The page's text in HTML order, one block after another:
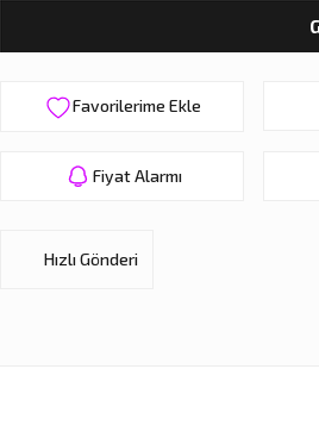
Fiyat Alarmı
Hızlı Gönderi